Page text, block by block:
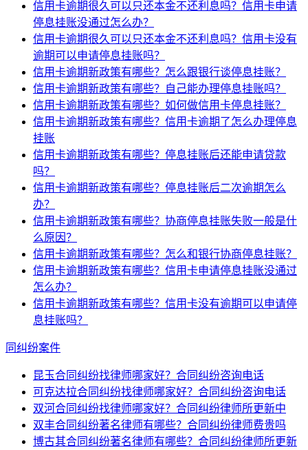
信用卡逾期很久可以只还本金不还利息吗？信用卡申请
停息挂账没通过怎么办？
信用卡逾期很久可以只还本金不还利息吗？信用卡没有
逾期可以申请停息挂账吗？
信用卡逾期新政策有哪些？怎么跟银行谈停息挂账？
信用卡逾期新政策有哪些？自己能办理停息挂账吗？
信用卡逾期新政策有哪些？如何做信用卡停息挂账？
信用卡逾期新政策有哪些？信用卡逾期了怎么办理停息
挂账
信用卡逾期新政策有哪些？停息挂账后还能申请贷款
吗？
信用卡逾期新政策有哪些？停息挂账后二次逾期怎么
办？
信用卡逾期新政策有哪些？协商停息挂账失败一般是什
么原因？
信用卡逾期新政策有哪些？怎么和银行协商停息挂账？
信用卡逾期新政策有哪些？信用卡申请停息挂账没通过
怎么办？
信用卡逾期新政策有哪些？信用卡没有逾期可以申请停
息挂账吗？
同纠纷案件
昆玉合同纠纷找律师哪家好？合同纠纷咨询电话
可克达拉合同纠纷找律师哪家好？合同纠纷咨询电话
双河合同纠纷找律师哪家好？合同纠纷律师所更新中
双丰合同纠纷著名律师有哪些？合同纠纷律师费贵吗
博古其合同纠纷著名律师有哪些？合同纠纷律师所更新